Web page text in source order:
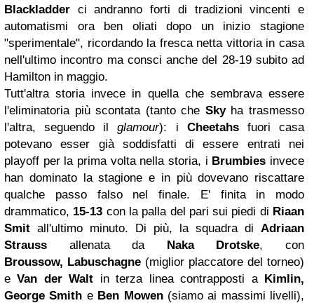
Blackladder ci andranno forti di tradizioni vincenti e
automatismi ora ben oliati dopo un inizio stagione
"sperimentale", ricordando la fresca netta vittoria in casa
nell'ultimo incontro ma consci anche del 28-19 subito ad
Hamilton in maggio.
Tutt'altra storia invece in quella che sembrava essere
l'eliminatoria più scontata (tanto che Skyha trasmesso
l'altra, seguendo ilglamour): i Cheetahsfuori casa
potevano esser già soddisfatti di essere entrati nei
playoff per la prima volta nella storia, i Brumbies invece
han dominato la stagione e in più dovevano riscattare
qualche passo falso nel finale. E' finita in modo
drammatico, 15-13 con la palla del pari sui piedi di Riaan
Smit all'ultimo minuto. Di più, la squadra di Adriaan
Strauss allenata da Naka Drotske, con
Broussow, Labuschagne (miglior placcatore del torneo)
eVan der Walt in terza linea contrapposti a Kimlin,
George Smith e Ben Mowen (siamo ai massimi livelli),